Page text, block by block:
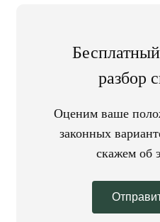
разбор
Оценим ваше
законных
скажем об